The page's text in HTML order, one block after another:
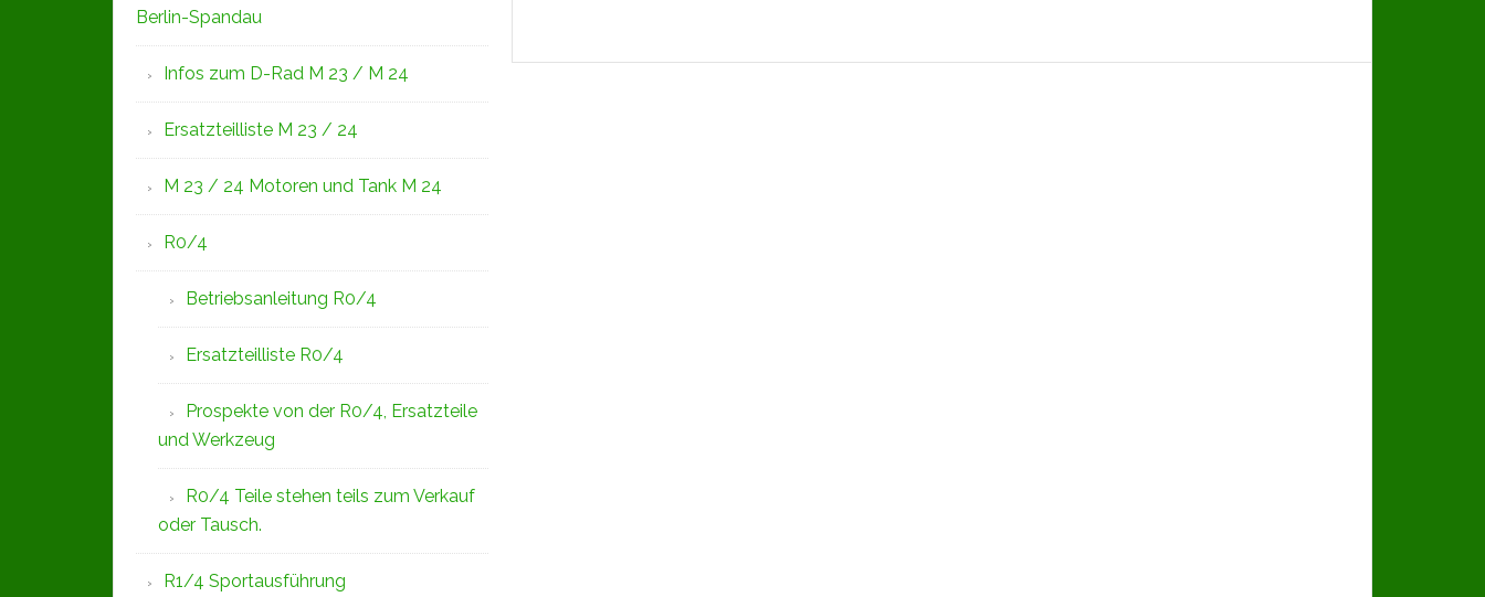
Berlin-Spandau
Infos zum D-Rad M 23 / M 24
Ersatzteilliste M 23 / 24
M 23 / 24 Motoren und Tank M 24
R0/4
Betriebsanleitung R0/4
Ersatzteilliste R0/4
Prospekte von der R0/4, Ersatzteile
und Werkzeug
R0/4 Teile stehen teils zum Verkauf
oder Tausch.
R1/4 Sportausführung